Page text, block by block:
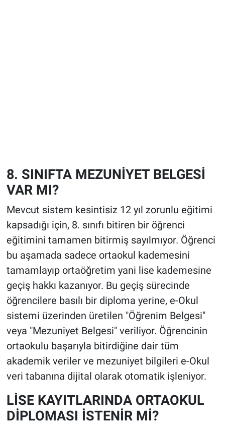
8. SINIFTA MEZUNİYET BELGESİ
VAR MI?
Mevcut sistem kesintisiz 12 yıl zorunlu eğitimi
kapsadığı için, 8. sınıfı bitiren bir öğrenci
eğitimini tamamen bitirmiş sayılmıyor. Öğrenci
bu aşamada sadece ortaokul kademesini
tamamlayıp ortaöğretim yani lise kademesine
geçiş hakkı kazanıyor. Bu geçiş sürecinde
öğrencilere basılı bir diploma yerine, e-Okul
sistemi üzerinden üretilen "Öğrenim Belgesi"
veya "Mezuniyet Belgesi" veriliyor. Öğrencinin
ortaokulu başarıyla bitirdiğine dair tüm
akademik veriler ve mezuniyet bilgileri e-Okul
veri tabanına dijital olarak otomatik işleniyor.
LİSE KAYITLARINDA ORTAOKUL
DİPLOMASI İSTENİR Mİ?